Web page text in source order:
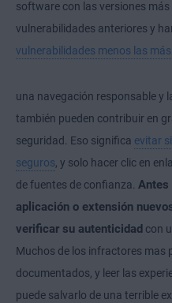
software con las versiones
vulnerabilidades anteriores y
vulnerabilidades menos las
una navegación responsable y
también pueden contribuir en
seguridad. Eso significa evitar
seguros , y solo hacer clic en
de fuentes de confianza. Antes
aplicación o extensión
verificar su autenticidad con
Muchos de los infractores mas
documentados, y leer las
puede salvarlo de una terrible